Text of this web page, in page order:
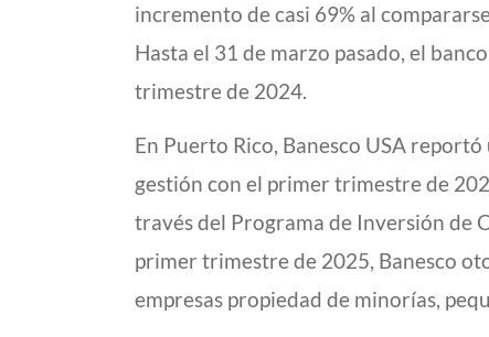
incremento de casi 69% al
Hasta el 31 de marzo pasado, el
trimestre de 2024.
En Puerto Rico, Banesco USA
gestión con el primer trimestre de
través del Programa de Inversión de
primer trimestre de 2025, Banesco
empresas propiedad de minorías,